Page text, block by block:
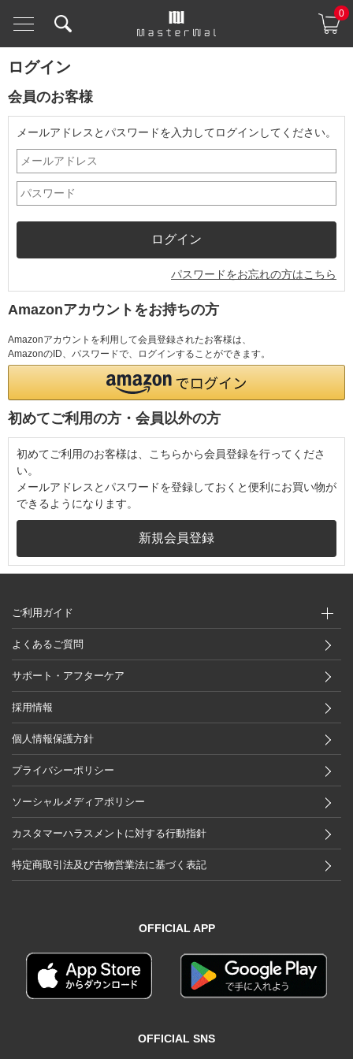
0
ログイン
会員のお客様
メールアドレスとパスワードを入力してログインしてください。
パスワードをお忘れの方はこちら
Amazonアカウントをお持ちの方
Amazonアカウントを利用して会員登録されたお客様は、
AmazonのID、パスワードで、ログインすることができます。
初めてご利用の方・会員以外の方
初めてご利用のお客様は、こちらから会員登録を行ってくださ
い。
メールアドレスとパスワードを登録しておくと便利にお買い物が
できるようになります。
ご利用ガイド
よくあるご質問
サポート・アフターケア
採用情報
個人情報保護方針
プライバシーポリシー
ソーシャルメディアポリシー
カスタマーハラスメントに対する行動指針
特定商取引法及び古物営業法に基づく表記
OFFICIAL APP
OFFICIAL SNS